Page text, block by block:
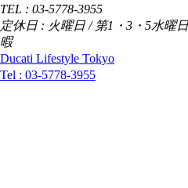
TEL : 03-5778-3955
定休日 : 火曜日 / 第1・3・5水曜
暇
Ducati Lifestyle Tokyo
Tel : 03-5778-3955